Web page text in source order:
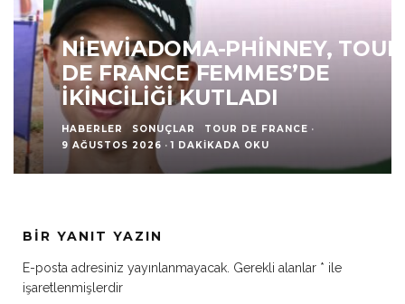
NIEWIADOMA-PHINNEY, TOUR
DE FRANCE FEMMES’DE
İKINCILIĞI KUTLADI
HABERLER SONUÇLAR TOUR DE FRANCE ·
9 AĞUSTOS 2026
· 1 DAKIKADA OKU
BIR YANIT YAZIN
E-posta adresiniz yayınlanmayacak. Gerekli alanlar * ile
işaretlenmişlerdir